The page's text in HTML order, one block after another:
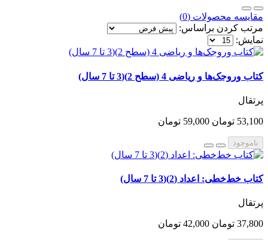
مقایسه محصولات (0)
مرتب کردن براساس:
نمایش:
کتاب وروجک‌ها و ریاضی 4 (سطح 2)(3 تا 7 سال)
پرتقال
53,100 تومان 59,000 تومان
ناموجود
کتاب خط‌خطی: اعداد (2)(3 تا 7 سال)
پرتقال
37,800 تومان 42,000 تومان